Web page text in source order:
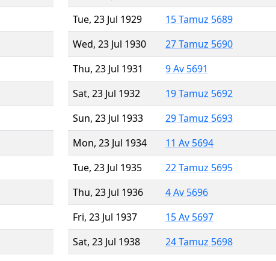
Tue, 23 Jul 1929
15 Tamuz 5689
Wed, 23 Jul 1930
27 Tamuz 5690
Thu, 23 Jul 1931
9 Av 5691
Sat, 23 Jul 1932
19 Tamuz 5692
Sun, 23 Jul 1933
29 Tamuz 5693
Mon, 23 Jul 1934
11 Av 5694
Tue, 23 Jul 1935
22 Tamuz 5695
Thu, 23 Jul 1936
4 Av 5696
Fri, 23 Jul 1937
15 Av 5697
Sat, 23 Jul 1938
24 Tamuz 5698